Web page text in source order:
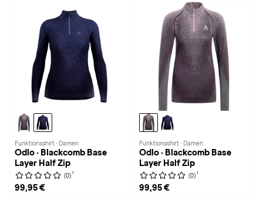
Funktionsshirt · Damen
Odlo · Blackcomb Base
Layer Half Zip
(0) 1
99,95 €
Funktionsshirt · Damen
Odlo · Blackcomb Base
Layer Half Zip
(0) 1
99,95 €